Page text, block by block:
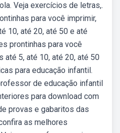
Veja exercícios de letras,.
para você imprimir,
10, até 20, até 50 e até
prontinhas para você
até 5, até 10, até 20, até 50
para educação infantil.
de educação infantil
para download com
provas e gabaritos das
as melhores